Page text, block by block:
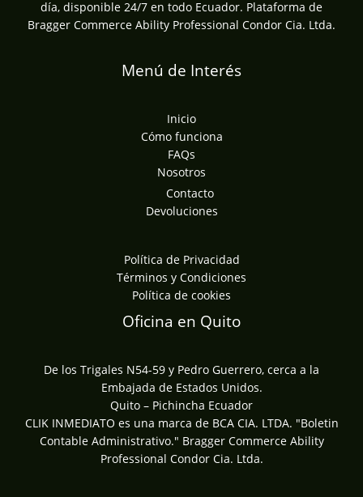
día, disponible 24/7 en todo Ecuador. Plataforma de
Bragger Commerce Ability Professional Condor Cia. Ltda.
Menú de Interés
Inicio
Cómo funciona
FAQs
Nosotros
Contacto
Devoluciones
Política de Privacidad
Términos y Condiciones
Política de cookies
Oficina en Quito
De los Trigales N54-59 y Pedro Guerrero, cerca a la
Embajada de Estados Unidos.
Quito – Pichincha Ecuador
CLIK INMEDIATO es una marca de BCA CIA. LTDA. "Boletin
Contable Administrativo." Bragger Commerce Ability
Professional Condor Cia. Ltda.